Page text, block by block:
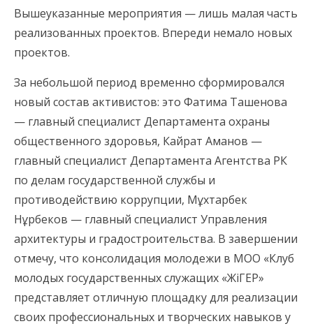
Вышеуказанные мероприятия — лишь малая часть
реализованных проектов. Впереди немало новых
проектов.
За небольшой период временно сформировался
новый состав активистов: это Фатима Ташенова
— главный специалист Департамента охраны
общественного здоровья, Кайрат Аманов —
главный специалист Департамента Агентства РК
по делам государственной службы и
противодействию коррупции, Мұхтарбек
Нұрбеков — главный специалист Управления
архитектуры и градостроительства. В завершении
отмечу, что консолидация молодежи в МОО «Клуб
молодых государственных служащих «ЖіГЕР»
представляет отличную площадку для реализации
своих профессиональных и творческих навыков у